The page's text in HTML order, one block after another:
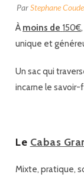
ParStephane
À moins de 150€
unique et
Un sac qui
incarne le savoir-
Le Cabas
Mixte, pratique,